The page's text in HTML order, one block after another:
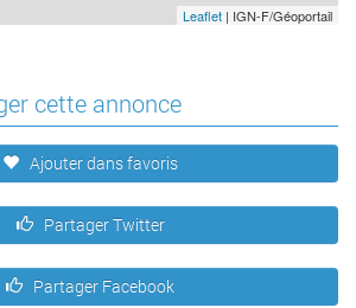
Leaflet | IGN-F/Géoportail
cette annonce
Ajouter dans favoris
Partager Twitter
Partager Facebook